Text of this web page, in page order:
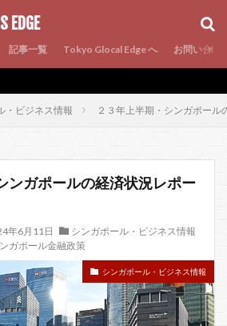
EDGE
記事一覧 Tokyo Glocal Edge へ お問い合わ
・ビジネス情報 ２３年上半期・シンガポール
ンガポールの経済状況レポー
年6月11日
シンガポール・ビジネス情報
ガポール金融政策
シンガポール・ビジネス情報